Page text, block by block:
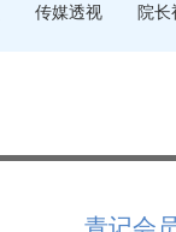
传媒透视 院长